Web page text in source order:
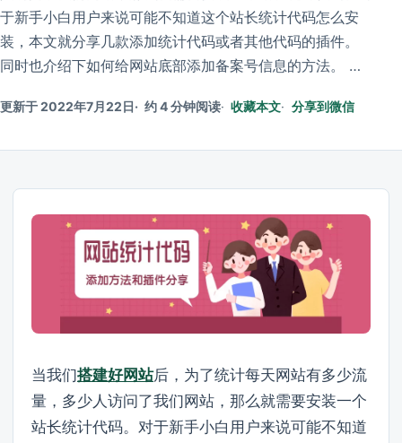
于新手小白用户来说可能不知道这个站长统计代码怎么安
装，本文就分享几款添加统计代码或者其他代码的插件。
同时也介绍下如何给网站底部添加备案号信息的方法。 …
更新于 2022年7月22日 约 4 分钟阅读 收藏本文 分享到微信
当我们搭建好网站后，为了统计每天网站有多少流
量，多少人访问了我们网站，那么就需要安装一个
站长统计代码。对于新手小白用户来说可能不知道